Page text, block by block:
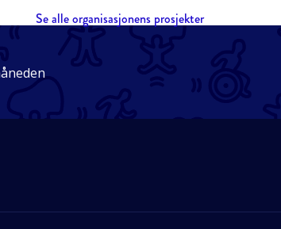
Se alle organisasjonens prosjekter